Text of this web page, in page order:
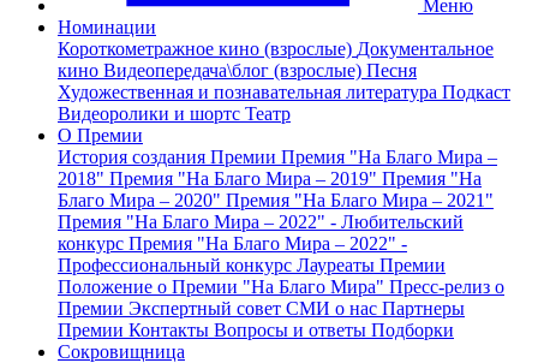
Меню
Номинации
Короткометражное кино (взрослые) Документальное
кино Видеопередача\блог (взрослые) Песня
Художественная и познавательная литература Подкаст
Видеоролики и шортс Театр
О Премии
История создания Премии Премия "На Благо Мира –
2018" Премия "На Благо Мира – 2019" Премия "На
Благо Мира – 2020" Премия "На Благо Мира – 2021"
Премия "На Благо Мира – 2022" - Любительский
конкурс Премия "На Благо Мира – 2022" -
Профессиональный конкурс Лауреаты Премии
Положение о Премии "На Благо Мира" Пресс-релиз о
Премии Экспертный совет СМИ о нас Партнеры
Премии Контакты Вопросы и ответы Подборки
Сокровищница